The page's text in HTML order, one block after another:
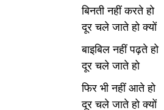
बिनती नहीं करते हो
दूर चले जाते हो क्यों
बाइबिल नहीं पढ़ते हो
दूर चले जाते हो
फिर भी नहीं आते हो
दूर चले जाते हो क्यों